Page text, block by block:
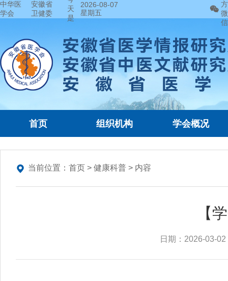
中华医
学会
安徽省
卫健委
天
是
2026-08-07
星期五
方
微
信
首页 组织机构 学会概况
当前位置： 首页 > 健康科普 > 内容
【
日期：2026-03-02